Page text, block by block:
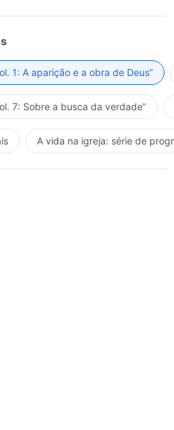
encontrou uma maneira
de sobreviver?
1: A aparição e a obra de Deus”
7: Sobre a busca da verdade”
A vida na igreja: série de